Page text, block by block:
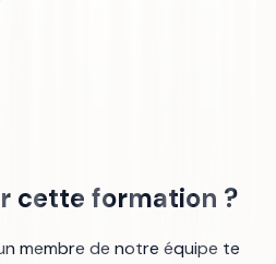
cette formation ?
membre de notre équipe te